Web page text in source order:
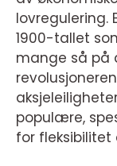
lovregulering.
1900-tallet
mange så på
populære,
for fleksibilitet